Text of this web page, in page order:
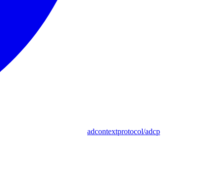
adcontextprotocol/adcp